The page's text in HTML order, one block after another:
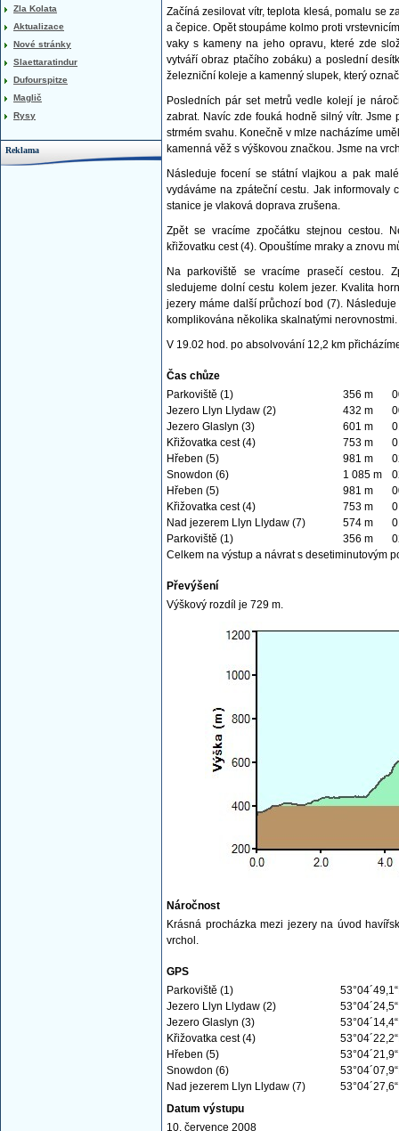
Začíná zesilovat vítr, teplota klesá, pomalu se
a čepice. Opět stoupáme kolmo proti
vaky s kameny na jeho opravu, které zde
vytváří obraz ptačího zobáku) a poslední
železniční koleje a kamenný slupek, který
Posledních pár set metrů vedle kolejí je
zabrat. Navíc zde fouká hodně silný vítr.
strmém svahu. Konečně v mlze nacházíme
kamenná věž s výškovou značkou. Jsme na
Následuje focení se státní vlajkou a pak
vydáváme na zpáteční cestu. Jak informovaly
stanice je vlaková doprava zrušena.
Zpět se vracíme zpočátku stejnou cestou.
křižovatku cest (4). Opouštíme mraky a znovu
Na parkoviště se vracíme prasečí cestou.
sledujeme dolní cestu kolem jezer. Kvalita
jezery máme další průchozí bod (7).
komplikována několika skalnatými nerovnostmi.
V 19.02 hod. po absolvování 12,2 km
Čas chůze
Parkoviště (1)
356 m
Jezero Llyn Llydaw (2)
432 m
Jezero Glaslyn (3)
601 m
Křižovatka cest (4)
753 m
Hřeben (5)
981 m
Snowdon (6)
1 085 m
Hřeben (5)
981 m
Křižovatka cest (4)
753 m
Nad jezerem Llyn Llydaw (7)
574 m
Parkoviště (1)
356 m
Celkem na výstup a návrat s desetiminutovým
Převýšení
Výškový rozdíl je 729 m.
Náročnost
Krásná procházka mezi jezery na úvod
vrchol.
GPS
Parkoviště (1)
Jezero Llyn Llydaw (2)
Jezero Glaslyn (3)
Křižovatka cest (4)
Hřeben (5)
Snowdon (6)
Nad jezerem Llyn Llydaw (7)
Datum výstupu
10. července 2008
Zla Kolata
Aktualizace
Nové stránky
Slaettaratindur
Dufourspitze
Maglič
Rysy
Reklama